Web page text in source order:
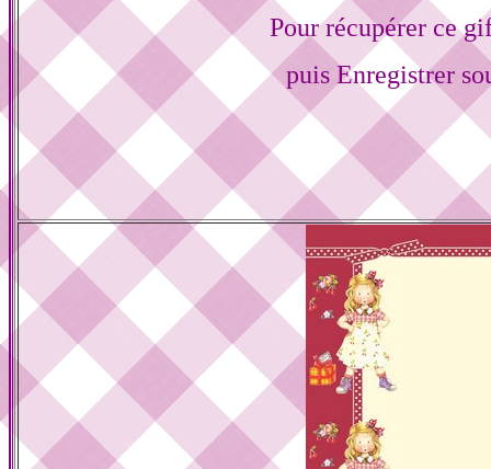
Pour récupérer ce
puis Enregistrer